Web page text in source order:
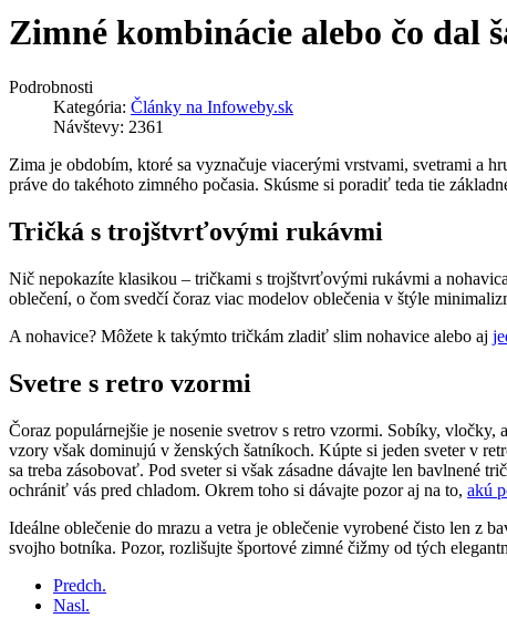
Zimné kombinácie alebo čo dal
Podrobnosti
Kategória: Články na Infoweby.sk
Návštevy: 2361
Zima je obdobím, ktoré sa vyznačuje viacerými vrstvami, svetrami a
práve do takéhoto zimného počasia. Skúsme si poradiť teda tie
Tričká s trojštvrťovými rukávmi
Nič nepokazíte klasikou – tričkami s trojštvrťovými rukávmi a
oblečení, o čom svedčí čoraz viac modelov oblečenia v štýle
A nohavice? Môžete k takýmto tričkám zladiť slim nohavice alebo aj
Svetre s retro vzormi
Čoraz populárnejšie je nosenie svetrov s retro vzormi. Sobíky,
vzory však dominujú v ženských šatníkoch. Kúpte si jeden sveter v
sa treba zásobovať. Pod sveter si však zásadne dávajte len
ochrániť vás pred chladom. Okrem toho si dávajte pozor aj na to, akú
Ideálne oblečenie do mrazu a vetra je oblečenie vyrobené čisto len z
svojho botníka. Pozor, rozlišujte športové zimné čižmy od tých
Predch.
Nasl.